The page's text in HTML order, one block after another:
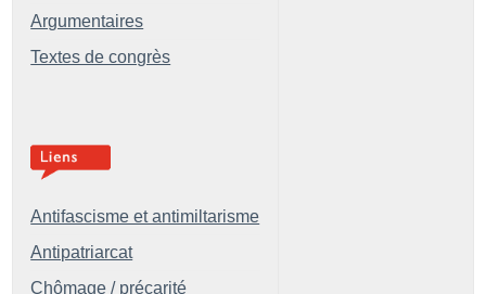
Argumentaires
Textes de congrès
Antifascisme et antimiltarisme
Antipatriarcat
Chômage / précarité